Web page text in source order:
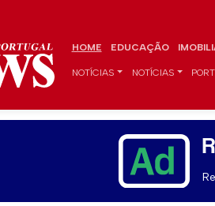
HOME EDUCAÇÃO
NOTÍCIAS NOTÍCIAS